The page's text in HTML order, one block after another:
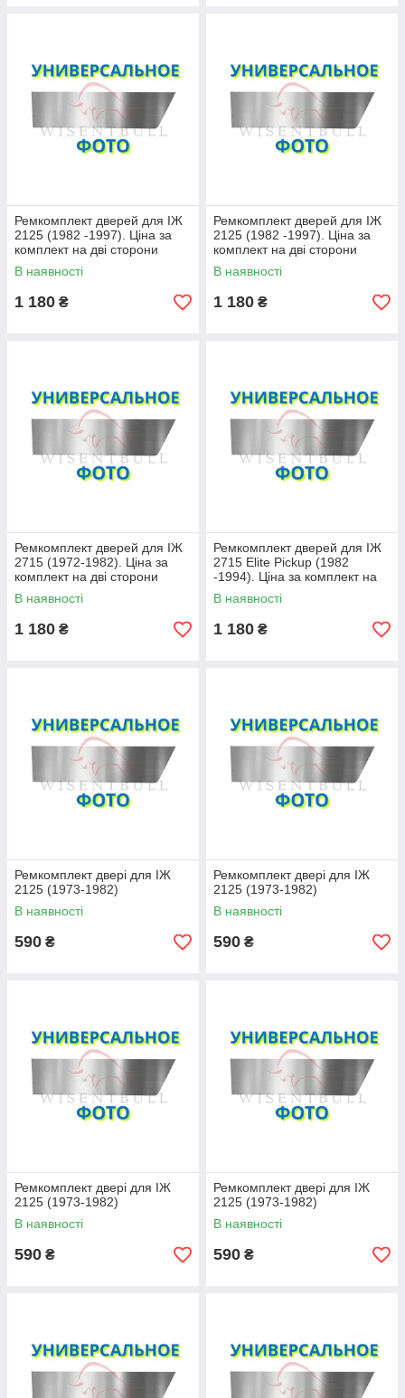
Ремкомплект дверей для ІЖ
2125 (1982 -1997). Ціна за
комплект на дві сторони
В наявності
1 180 ₴
Ремкомплект дверей для ІЖ
2125 (1982 -1997). Ціна за
комплект на дві сторони
В наявності
1 180 ₴
Ремкомплект дверей для ІЖ
2715 (1972-1982). Ціна за
комплект на дві сторони
В наявності
1 180 ₴
Ремкомплект дверей для ІЖ
2715 Elite Pickup (1982
-1994). Ціна за комплект на
дві сторони
В наявності
1 180 ₴
Ремкомплект двері для ІЖ
2125 (1973-1982)
В наявності
590 ₴
Ремкомплект двері для ІЖ
2125 (1973-1982)
В наявності
590 ₴
Ремкомплект двері для ІЖ
2125 (1973-1982)
В наявності
590 ₴
Ремкомплект двері для ІЖ
2125 (1973-1982)
В наявності
590 ₴